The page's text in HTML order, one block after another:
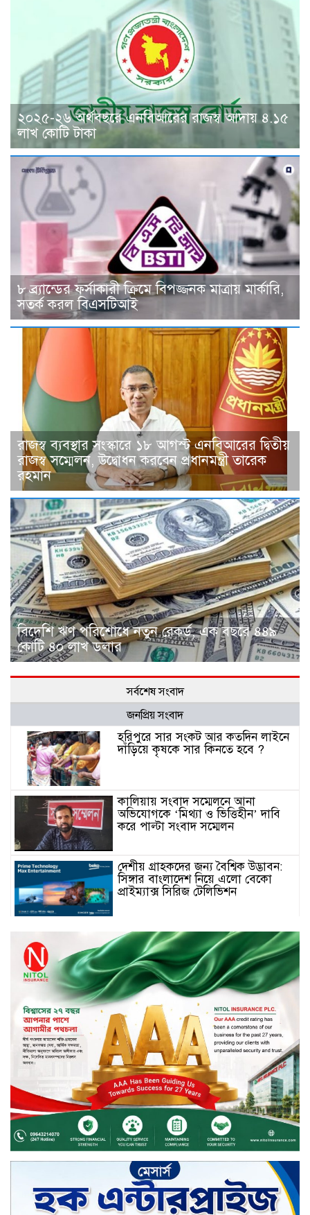
২০২৫-২৬ অর্থবছরে এনবিআরের রাজস্ব আদায় ৪.১৫
লাখ কোটি টাকা
৮ ব্র্যান্ডের ফর্সাকারী ক্রিমে বিপজ্জনক মাত্রায় মার্কারি,
সতর্ক করল বিএসটিআই
রাজস্ব ব্যবস্থার সংস্কারে ১৮ আগস্ট এনবিআরের দ্বিতীয়
রাজস্ব সম্মেলন, উদ্বোধন করবেন প্রধানমন্ত্রী তারেক
রহমান
বিদেশি ঋণ পরিশোধে নতুন রেকর্ড, এক বছরে ৪৪৯
কোটি ৪০ লাখ ডলার
সর্বশেষ সংবাদ
জনপ্রিয় সংবাদ
হরিপুরে সার সংকট আর কতদিন লাইনে
দাঁড়িয়ে কৃষকে সার কিনতে হবে ?
কালিয়ায় সংবাদ সম্মেলনে আনা
অভিযোগকে ‘মিথ্যা ও ভিত্তিহীন’ দাবি
করে পাল্টা সংবাদ সম্মেলন
দেশীয় গ্রাহকদের জন্য বৈশ্বিক উদ্ভাবন:
সিঙ্গার বাংলাদেশ নিয়ে এলো বেকো
প্রাইম্যাক্স সিরিজ টেলিভিশন
স্মার্টফোন ডিসপ্লেতে নতুন যুগ: ০ মিমি
বর্ডারলেস কনসেপ্ট আনল টেকনো
মাধবপুরে সিএনজি ও ট্রাকের মুখোমুখি
সংঘর্ষে নিহত দুই জন
ইসলামী ব্যাংকের শরী’আহ
সুপারভাইজরি কমিটির সভা অনুষ্ঠিত
বর্ষায় মানুষের পাশে বাংলালিংক; ১০
সিটি করপোরেশনে ১২ হাজারের বেশি
রেইনকোট বিতরণ
চুয়াডাঙ্গার জীবননগর সীমান্তে
বিএসএফের ৩ জনকে পুশ-ইন চেষ্টা